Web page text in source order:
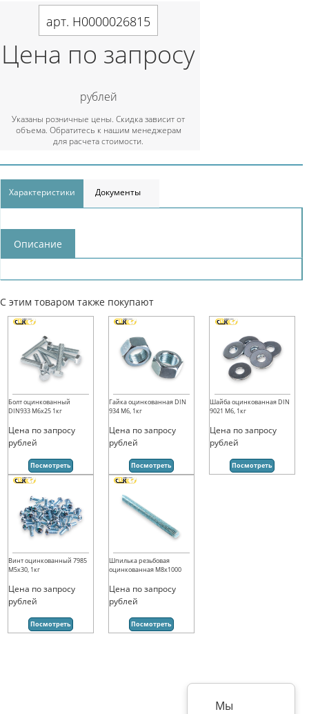
арт. Н0000026815
Цена по запросу
рублей
Указаны розничные цены. Скидка зависит от
объема. Обратитесь к нашим менеджерам
для расчета стоимости.
Характеристики Документы
Описание
С этим товаром также покупают
Болт оцинкованный
DIN933 М6х25 1кг
Цена по запросу
рублей
Посмотреть
Гайка оцинкованная DIN
934 М6, 1кг
Цена по запросу
рублей
Посмотреть
Шайба оцинкованная DIN
9021 М6, 1кг
Цена по запросу
рублей
Посмотреть
Винт оцинкованный 7985
М5х30, 1кг
Цена по запросу
рублей
Посмотреть
Шпилька резьбовая
оцинкованная М8х1000
Цена по запросу
рублей
Посмотреть
Мы